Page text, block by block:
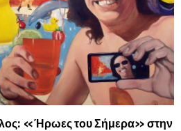
«Ήρωες του Σήμερα» στην